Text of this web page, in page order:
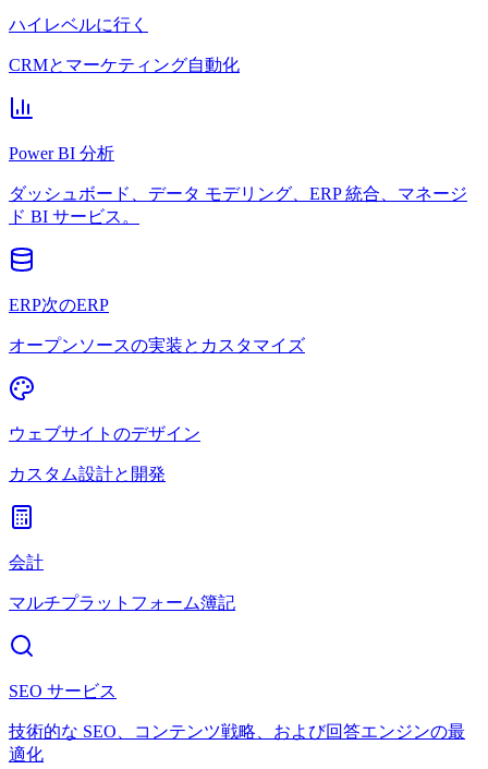
ハイレベルに行く
CRMとマーケティング自動化
Power BI 分析
ダッシュボード、データ モデリング、ERP 統合、マネージ
ド BI サービス。
ERP次のERP
オープンソースの実装とカスタマイズ
ウェブサイトのデザイン
カスタム設計と開発
会計
マルチプラットフォーム簿記
SEO サービス
技術的な SEO、コンテンツ戦略、および回答エンジンの最
適化